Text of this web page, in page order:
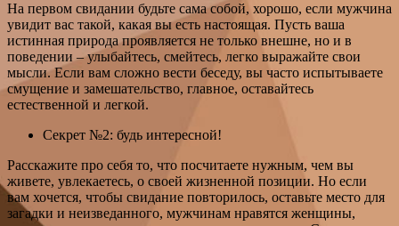
На первом свидании будьте сама собой, хорошо, если мужчина
увидит вас такой, какая вы есть настоящая. Пусть ваша
истинная природа проявляется не только внешне, но и в
поведении – улыбайтесь, смейтесь, легко выражайте свои
мысли. Если вам сложно вести беседу, вы часто испытываете
смущение и замешательство, главное, оставайтесь
естественной и легкой.
Секрет №2: будь интересной!
Расскажите про себя то, что посчитаете нужным, чем вы
живете, увлекаетесь, о своей жизненной позиции. Но если
вам хочется, чтобы свидание повторилось, оставьте место для
загадки и неизведанного, мужчинам нравятся женщины,